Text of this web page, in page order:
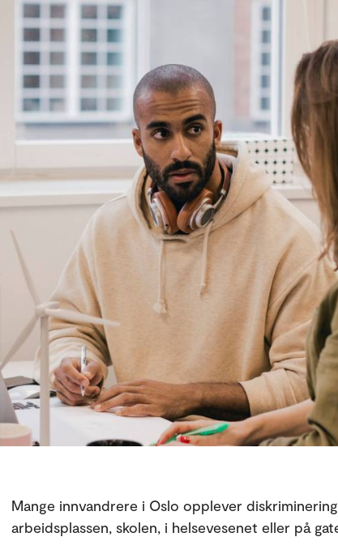
Mange innvandrere i Oslo opplever
arbeidsplassen, skolen, i helsevesenet eller på